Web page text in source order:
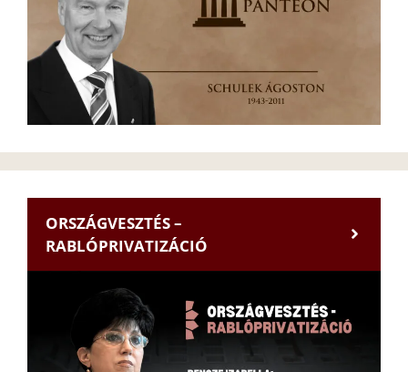
ORSZÁGVESZTÉS –
RABLÓPRIVATIZÁCIÓ